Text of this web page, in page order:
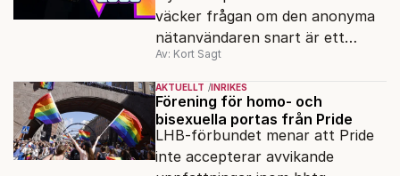
väcker frågan om den anonyma
nätanvändaren snart är ett
minne blott.
Av: Kort Sagt
AKTUELLT INRIKES
Förening för homo- och
bisexuella portas från Pride
LHB-förbundet menar att Pride
inte accepterar avvikande